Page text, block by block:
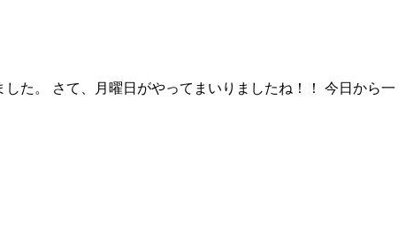
た。 さて、月曜日がやってまいりましたね！！ 今日から一